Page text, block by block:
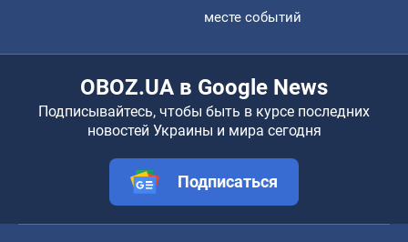
месте событий
OBOZ.UA в Google News
Подписывайтесь, чтобы быть в курсе последних
новостей Украины и мира сегодня
Подписаться